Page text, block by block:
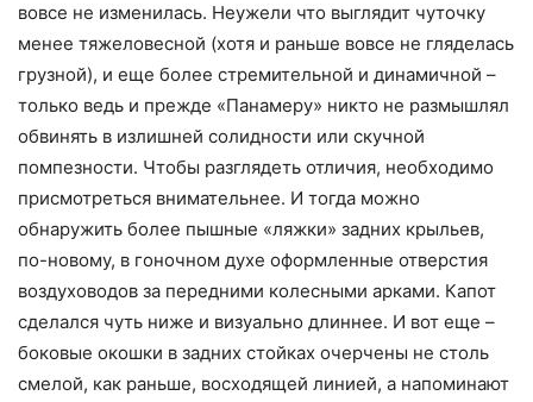
вовсе не изменилась. Неужели что выглядит чуточку
менее тяжеловесной (хотя и раньше вовсе не гляделась
грузной), и еще более стремительной и динамичной –
только ведь и прежде «Панамеру» никто не размышлял
обвинять в излишней солидности или скучной
помпезности. Чтобы разглядеть отличия, необходимо
присмотреться внимательнее. И тогда можно
обнаружить более пышные «ляжки» задних крыльев,
по-новому, в гоночном духе оформленные отверстия
воздуховодов за передними колесными арками. Капот
сделался чуть ниже и визуально длиннее. И вот еще –
боковые окошки в задних стойках очерчены не столь
смелой, как раньше, восходящей линией, а напоминают